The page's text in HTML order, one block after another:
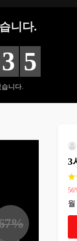
니다.
3 4
니다.
%
3
56
월